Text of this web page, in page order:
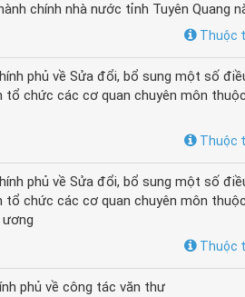
chính nhà nước tỉnh Tuyên Quang
Thuộc
phủ về Sửa đổi, bổ sung một số
tổ chức các cơ quan chuyên môn
Thuộc
phủ về Sửa đổi, bổ sung một số
chức các cơ quan chuyên môn
Thuộc
phủ về công tác văn thư